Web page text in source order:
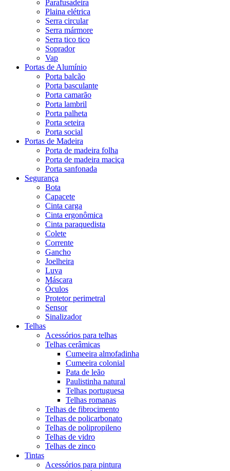
Parafusadeira
Plaina elétrica
Serra circular
Serra mármore
Serra tico tico
Soprador
Vap
Portas de Alumínio
Porta balcão
Porta basculante
Porta camarão
Porta lambril
Porta palheta
Porta seteira
Porta social
Portas de Madeira
Porta de madeira folha
Porta de madeira maciça
Porta sanfonada
Segurança
Bota
Capacete
Cinta carga
Cinta ergonômica
Cinta paraquedista
Colete
Corrente
Gancho
Joelheira
Luva
Máscara
Óculos
Protetor perimetral
Sensor
Sinalizador
Telhas
Acessórios para telhas
Telhas cerâmicas
Cumeeira almofadinha
Cumeeira colonial
Pata de leão
Paulistinha natural
Telhas portuguesa
Telhas romanas
Telhas de fibrocimento
Telhas de policarbonato
Telhas de polipropileno
Telhas de vidro
Telhas de zinco
Tintas
Acessórios para pintura